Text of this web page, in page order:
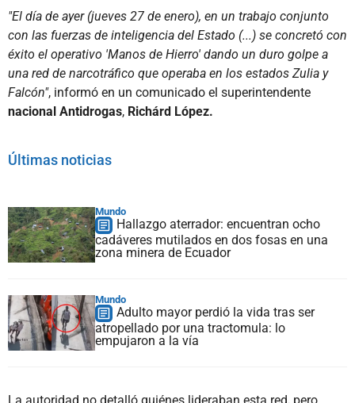
"El día de ayer (jueves 27 de enero), en un trabajo conjunto
con las fuerzas de inteligencia del Estado (...) se concretó con
éxito el operativo 'Manos de Hierro' dando un duro golpe a
una red de narcotráfico que operaba en los estados Zulia y
Falcón", informó en un comunicado el superintendente
nacional Antidrogas, Richárd López.
Últimas noticias
Mundo
Hallazgo aterrador: encuentran ocho
cadáveres mutilados en dos fosas en una
zona minera de Ecuador
Mundo
Adulto mayor perdió la vida tras ser
atropellado por una tractomula: lo
empujaron a la vía
La autoridad no detalló quiénes lideraban esta red, pero